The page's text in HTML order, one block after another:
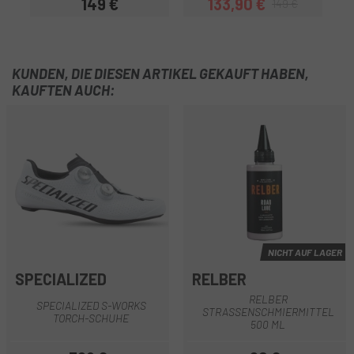
Preis
149 € Preis
133,90 €Regulärer Preis
KUNDEN, DIE DIESEN ARTIKEL GEKAUFT HABEN,
KAUFTEN AUCH:
SPECIALIZED
SPECIALIZED S-WORKS
TORCH-SCHUHE
NICHT AUF LAGER
RELBER
RELBER
STRASSENSCHMIERMITTEL 5
00 ML